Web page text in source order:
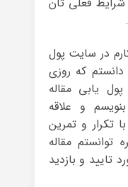
در سایت پول
که روزی
یابی مقاله
و علاقه
تکرار و تمرین
توانستم مقاله
تایید و بازدید